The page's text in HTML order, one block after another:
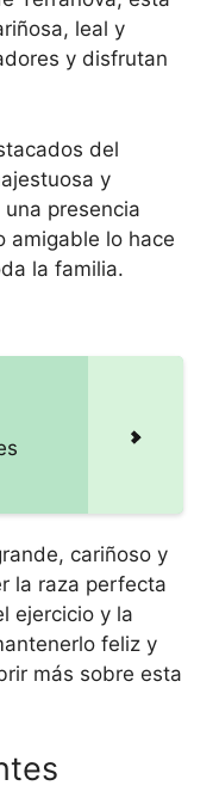
leal y
y disfrutan
del
y
presencia
amigable lo hace
la familia.
cariñoso y
la raza perfecta
ejercicio y la
feliz y
más sobre esta